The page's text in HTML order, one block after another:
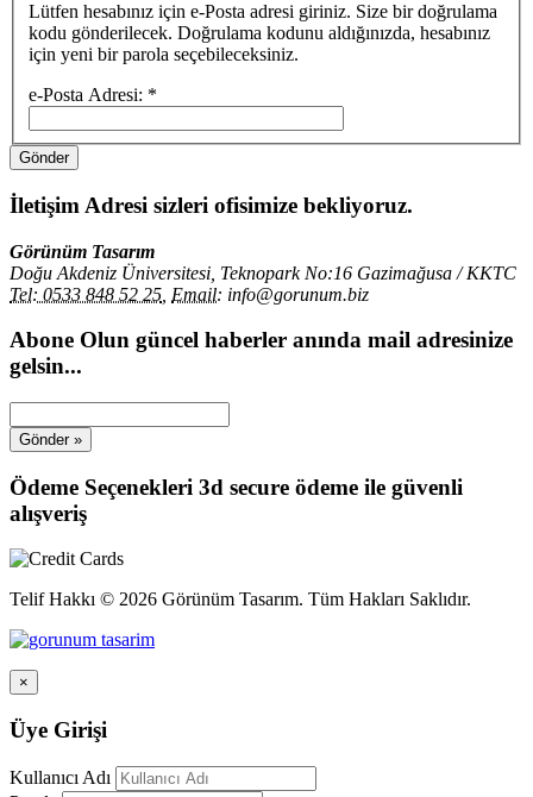
Lütfen hesabınız için e-Posta adresi giriniz. Size bir doğrulama
kodu gönderilecek. Doğrulama kodunu aldığınızda, hesabınız
için yeni bir parola seçebileceksiniz.
e-Posta Adresi: *
Gönder
İletişim Adresi sizleri ofisimize bekliyoruz.
Görünüm Tasarım
Doğu Akdeniz Üniversitesi, Teknopark No:16 Gazimağusa / KKTC
Tel: 0533 848 52 25 Email: info@gorunum.biz
Abone Olun güncel haberler anında mail adresinize
gelsin...
Ödeme Seçenekleri 3d secure ödeme ile güvenli
alışveriş
Telif Hakkı © 2026 Görünüm Tasarım. Tüm Hakları Saklıdır.
×
Üye Girişi
Kullanıcı Adı